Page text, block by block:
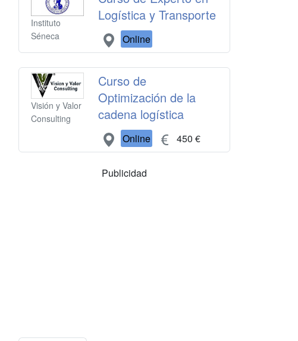
Instituto
Séneca
Logística y Transporte
Online
Visión y Valor
Consulting
Curso de
Optimización de la
cadena logística
Online 450 €
Publicidad